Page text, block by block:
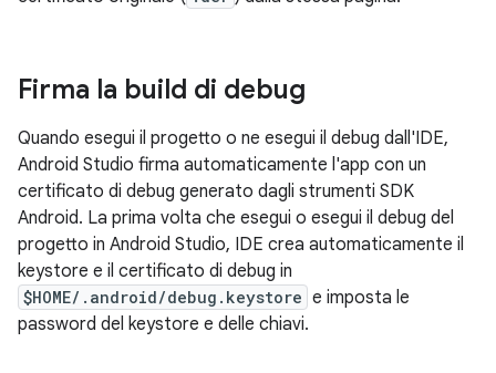
Firma la build di debug
Quando esegui il progetto o ne esegui il debug dall'IDE,
Android Studio firma automaticamente l'app con un
certificato di debug generato dagli strumenti SDK
Android. La prima volta che esegui o esegui il debug del
progetto in Android Studio, IDE crea automaticamente il
keystore e il certificato di debug in
$HOME/.android/debug.keystore e imposta le
password del keystore e delle chiavi.